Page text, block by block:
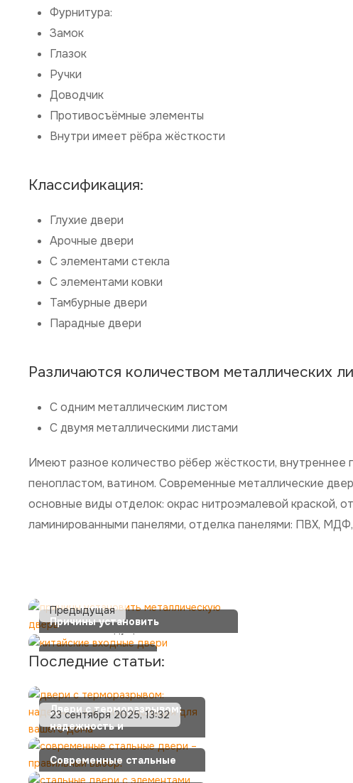
Фурнитура:
Замок
Глазок
Ручки
Доводчик
Противосъёмные элементы
Внутри имеет рёбра жёсткости
Классификация:
Глухие двери
Арочные двери
С элементами стекла
С элементами ковки
Тамбурные двери
Парадные двери
Различаются количеством металлических
С одним металлическим листом
С двумя металлическими листами
Имеют разное количество рёбер жёсткости, внутреннее
пенопластом, ватином. Современные металлические
основные виды отделок: окрас нитроэмалевой краской,
ламинированными панелями, отделка панелями: ПВХ,
Причины установить
металлическую дверь
Китайские
входные двери
Последние статьи:
Двери с терморазрывом:
надежность и
теплоизоляция для вашего
дома
23 сентября 2025, 13:32
Современные стальные
двери – правильный